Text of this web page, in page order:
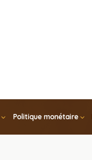
Politique monétaire